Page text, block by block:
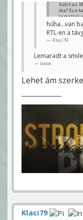
Azért az.
óta? Ez a
temettek
laoce
hűha...van
RTL-en a
Klaci79
Lemaradt a
laoce
Lehet ám
Klaci79